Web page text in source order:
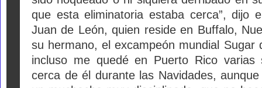
que esta eliminatoria estaba cerca”, dijo
Juan de León, quien reside en Buffalo,
su hermano, el excampeón mundial Sugar
incluso me quedé en Puerto Rico varias
cerca de él durante las Navidades,